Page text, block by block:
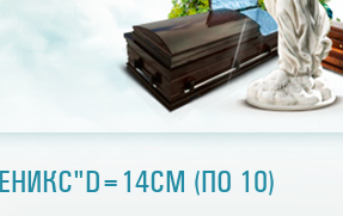
(ПО 10)